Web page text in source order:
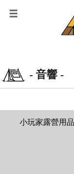
- 音響 -
小玩家露營用